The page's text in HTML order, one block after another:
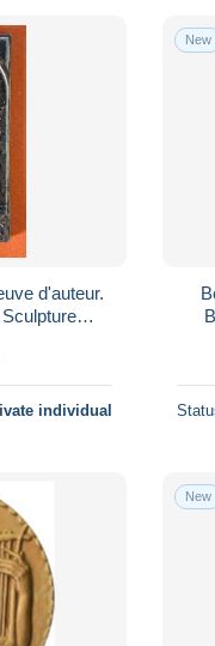
d'auteur.
individual
New
New